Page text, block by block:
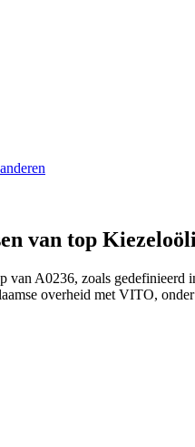
van top
van A0236, zoals
overheid met VITO,